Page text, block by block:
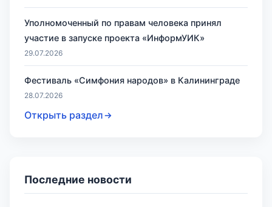
Уполномоченный по правам человека принял
участие в запуске проекта «ИнформУИК»
29.07.2026
Фестиваль «Симфония народов» в Калининграде
28.07.2026
Открыть раздел
Последние новости